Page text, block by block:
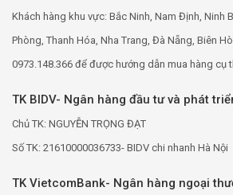
Khách hàng khu vực: Bắc Ninh, Nam Định, Ninh
Phòng, Thanh Hóa, Nha Trang, Đà Nẵng, Biên
0973.148.366 để được hướng dẫn mua hàng cụ
TK BIDV- Ngân hàng đầu tư và phát
Chủ TK: NGUYỄN TRỌNG ĐẠT
Số TK: 21610000036733- BIDV chi nhanh Hà Nội
TK VietcomBank- Ngân hàng ngoại